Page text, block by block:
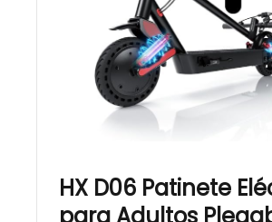
HX D06 Patinete
para Adultos